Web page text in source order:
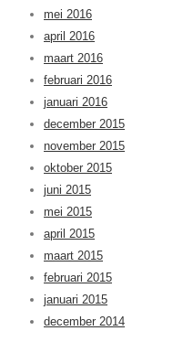
mei 2016
april 2016
maart 2016
februari 2016
januari 2016
december 2015
november 2015
oktober 2015
juni 2015
mei 2015
april 2015
maart 2015
februari 2015
januari 2015
december 2014